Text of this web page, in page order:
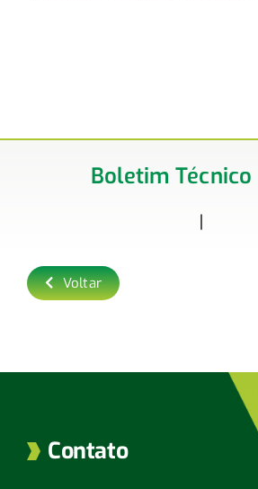
Boletim Técnico
Voltar
Contato